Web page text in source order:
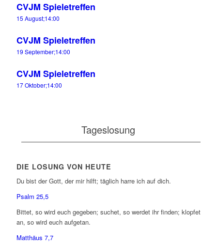
CVJM Spieletreffen
15 August;14:00
CVJM Spieletreffen
19 September;14:00
CVJM Spieletreffen
17 Oktober;14:00
Tageslosung
DIE LOSUNG VON HEUTE
Du bist der Gott, der mir hilft; täglich harre ich auf dich.
Psalm 25,5
Bittet, so wird euch gegeben; suchet, so werdet ihr finden; klopfet
an, so wird euch aufgetan.
Matthäus 7,7